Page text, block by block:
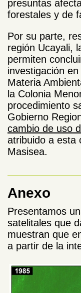
presuntas
forestales y de
Por su parte,
región Ucayali,
permiten
investigación
Materia
la Colonia
procedimiento
Gobierno
cambio de uso
atribuido a esta
Masisea.
Anexo
Presentamos
satelitales que
muestran que
a partir de la